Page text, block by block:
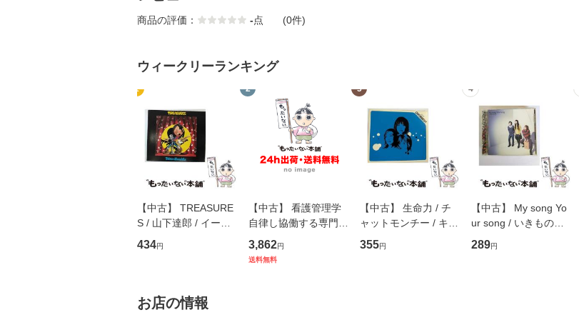
商品の評価： -点 (0件)
ウィークリーランキング
1
【中古】 TREASURE
S / 山下達郎 / イース
トウエスト・ジャパン
[CD]【メール便送料無
434円
2
【中古】 看護管理学
自律し協働する専門職
の看護マネジメントス
キル 改訂第3版 (看護
3,862円
送料無料
3
【中古】 生命力 / チ
ャットモンチー / キュ
ーンレコード [CD]
【メール便送料無料】
355円
4
【中古】 My song Yo
ur song / いきものが
かり / [CD]【メール便
送料無料】
289円
お店の情報